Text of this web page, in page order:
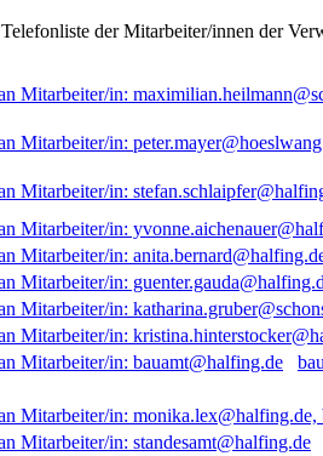
Telefonliste der Mitarbeiter/innen der